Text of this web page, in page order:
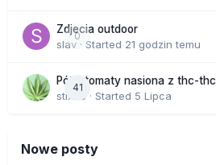
0
Zdjecia outdoor
slav · Started 21 godzin temu
41
Półautomaty nasiona z thc-thc
stix33 · Started 5 Lipca
Nowe posty